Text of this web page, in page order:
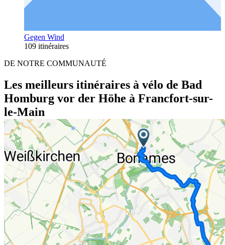
Gegen Wind
109 itinéraires
DE NOTRE COMMUNAUTÉ
Les meilleurs itinéraires à vélo de Bad
Homburg vor der Höhe à Francfort-sur-
le-Main